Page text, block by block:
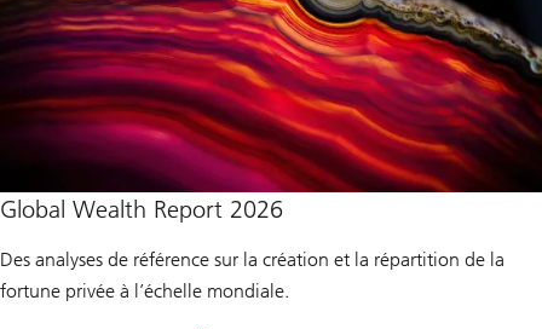
Global Wealth Report 2026
Des analyses de référence sur la création et la répartition de la
fortune privée à l’échelle mondiale.